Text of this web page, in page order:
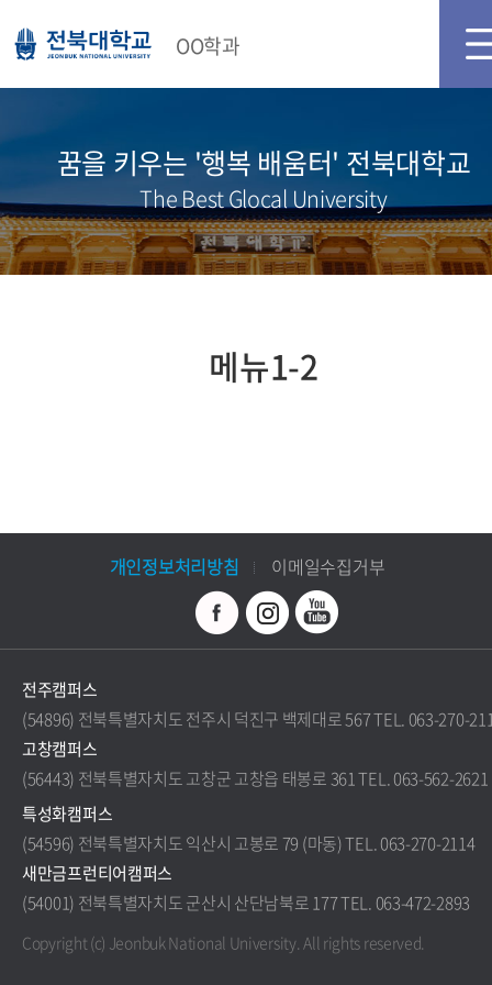
OO학과
꿈을 키우는 '행복 배움터' 전북대학교
The Best Glocal University
메뉴1-2
개인정보처리방침 이메일수집거부
전주캠퍼스
(54896) 전북특별자치도 전주시 덕진구 백제대로 567 TEL. 063-270-
고창캠퍼스
(56443) 전북특별자치도 고창군 고창읍 태봉로 361 TEL. 063-562-2621
특성화캠퍼스
(54596) 전북특별자치도 익산시 고봉로 79 (마동) TEL. 063-270-2114
새만금프런티어캠퍼스
(54001) 전북특별자치도 군산시 산단남북로 177 TEL. 063-472-2893
Copyright (c) Jeonbuk National University.All rights reserved.